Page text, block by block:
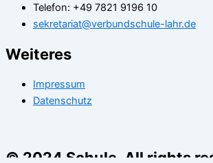
Telefon: +49 7821 9196 10
sekretariat@verbundschule-lahr.de
Weiteres
Impressum
Datenschutz
© 2024 Schule. All rights